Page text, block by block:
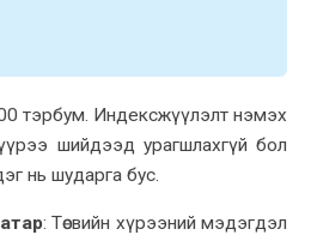
тэрбум. Индексжүүлэлт нэмэх
шийдээд урагшлахгүй бол
нь шударга бус.
: Төсвийн хүрээний мэдэгдэл